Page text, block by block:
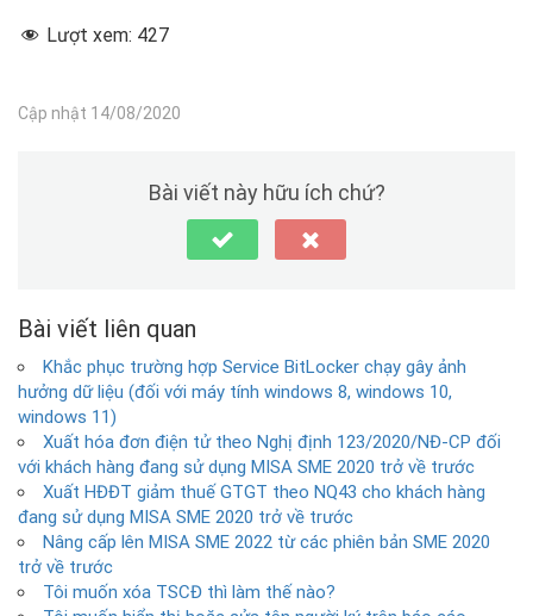
Lượt xem: 427
Cập nhật 14/08/2020
Bài viết này hữu ích chứ?
Bài viết liên quan
Khắc phục trường hợp Service BitLocker chạy gây ảnh
hưởng dữ liệu (đối với máy tính windows 8, windows 10,
windows 11)
Xuất hóa đơn điện tử theo Nghị định 123/2020/NĐ-CP đối
với khách hàng đang sử dụng MISA SME 2020 trở về trước
Xuất HĐĐT giảm thuế GTGT theo NQ43 cho khách hàng
đang sử dụng MISA SME 2020 trở về trước
Nâng cấp lên MISA SME 2022 từ các phiên bản SME 2020
trở về trước
Tôi muốn xóa TSCĐ thì làm thế nào?